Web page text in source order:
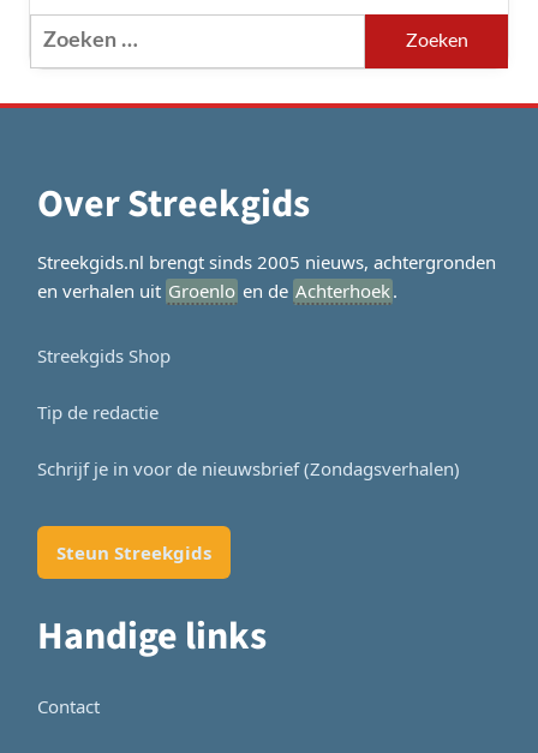
Zoeken
naar:
Over Streekgids
Streekgids.nl brengt sinds 2005 nieuws, achtergronden
en verhalen uit Groenlo en de Achterhoek.
Streekgids Shop
Tip de redactie
Schrijf je in voor de nieuwsbrief (Zondagsverhalen)
Steun Streekgids
Handige links
Contact